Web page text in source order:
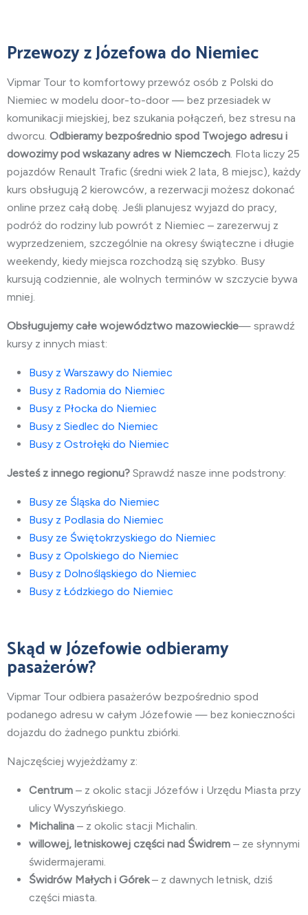
Przewozyz Józefowa do Niemiec
Vipmar Tour to komfortowy przewóz osób z Polski do
Niemiec w modelu door-to-door — bez przesiadek w
komunikacji miejskiej, bez szukania połączeń, bez stresu na
dworcu. Odbieramy bezpośrednio spod Twojego adresu i
dowozimy pod wskazany adres w Niemczech . Flota liczy 25
pojazdów Renault Trafic (średni wiek 2 lata, 8 miejsc), każdy
kurs obsługują 2 kierowców, a rezerwacji możesz dokonać
online przez całą dobę. Jeśli planujesz wyjazd do pracy,
podróż do rodziny lub powrót z Niemiec – zarezerwuj z
wyprzedzeniem, szczególnie na okresy świąteczne i długie
weekendy, kiedy miejsca rozchodzą się szybko. Busy
kursują codziennie, ale wolnych terminów w szczycie bywa
mniej.
Obsługujemy całe województwo mazowieckie— sprawdź
kursy z innych miast:
Busy z Warszawy do Niemiec
Busy z Radomia do Niemiec
Busy z Płocka do Niemiec
Busy z Siedlec do Niemiec
Busy z Ostrołęki do Niemiec
Jesteś z innego regionu? Sprawdź nasze inne podstrony:
Busy ze Śląska do Niemiec
Busy z Podlasia do Niemiec
Busy ze Świętokrzyskiego do Niemiec
Busy z Opolskiego do Niemiec
Busy z Dolnośląskiego do Niemiec
Busy z Łódzkiego do Niemiec
Skąd w Józefowie odbieramy
pasażerów?
Vipmar Tour odbiera pasażerów bezpośrednio spod
podanego adresu w całym Józefowie — bez konieczności
dojazdu do żadnego punktu zbiórki.
Najczęściej wyjeżdżamy z:
Centrum – z okolic stacji Józefów i Urzędu Miasta przy
ulicy Wyszyńskiego.
Michalina – z okolic stacji Michalin.
willowej, letniskowej części nad Świdrem – ze słynnymi
świdermajerami.
Świdrów Małych i Górek– z dawnych letnisk, dziś
części miasta.